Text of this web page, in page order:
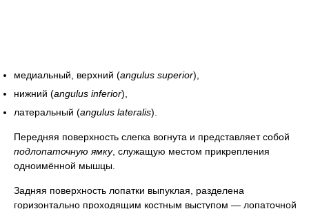
медиальный, верхний (angulus superior),
нижний (angulus inferior),
латеральный (angulus lateralis).
Передняя поверхность слегка вогнута и представляет собой
подлопаточную ямку, служащую местом прикрепления
одноимённой мышцы.
Задняя поверхность лопатки выпуклая, разделена
горизонтально проходящим костным выступом — лопаточной